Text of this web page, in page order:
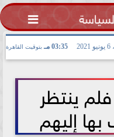

03:35 مـ بتوقيت القاهرة
ينتظر
إليهم